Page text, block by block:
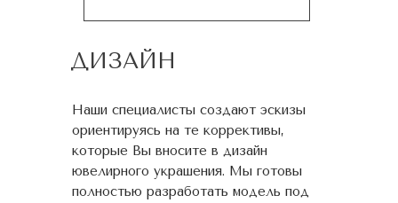
ДИЗАЙН
Наши специалисты создают эскизы
ориентируясь на те коррективы,
которые Вы вносите в дизайн
ювелирного украшения. Мы готовы
полностью разработать модель под